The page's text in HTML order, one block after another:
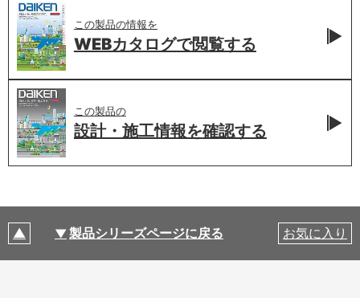
この製品の情報を
WEBカタログで閲覧する
この製品の
設計・施工情報を確認する
製品シリーズページに戻る お気に入り